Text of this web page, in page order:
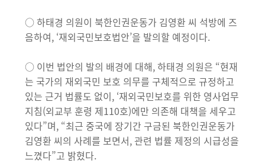
○ 하태경 의원이 북한인권운동가 김영환 씨 석방에 즈
음하여, ‘재외국민보호법안’을 발의할 예정이다.
○ 이번 법안의 발의 배경에 대해, 하태경 의원은 “현재
는 국가의 재외국민 보호 의무를 구체적으로 규정하고
있는 근거 법률도 없이, ‘재외국민보호를 위한 영사업무
지침(외교부 훈령 제110호)에만 의존해 대책을 세우고
있다”며, “최근 중국에 장기간 구금된 북한인권운동가
김영환 씨의 사례를 보면서, 관련 법률 제정의 시급성을
느꼈다”고 밝혔다.